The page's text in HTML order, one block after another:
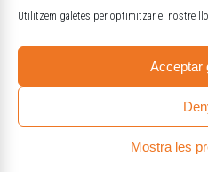
Utilitzem galetes per optimitzar el nostre
Acceptar
Mostra les
Codi
Logotips